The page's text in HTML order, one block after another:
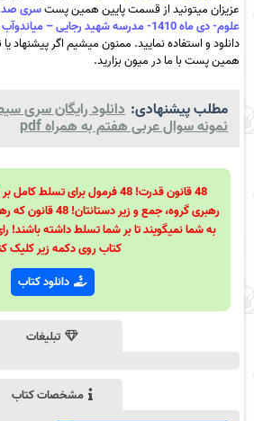
عزیزان میتونید از قسمت پایین همین پستسری صد
علوم- دی ماه 1410- مدرسه شهید رجایی – میاندوآب به همراه pdf
دانلود و استفاده نمایید. ممنون میشیم اگر پیشنهاد یا
همین پست با ما در میون بزارید.
مطلب پیشنهادی: دانلود رایگان سری
نمونه سوال عربی هفتم به همراه pdf
رهبری گروه، جمع و
به شما نمیگویند تا بر شما تسلط داشته باشند!
کتاب روی دکمه زیر کلیک
دانلود کتاب
تبلیغات
مشخصات کتاب